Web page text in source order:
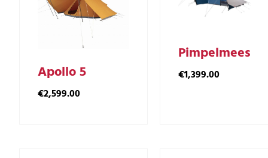
Apollo 5
€2,599.00
Pimpelmees
€1,399.00